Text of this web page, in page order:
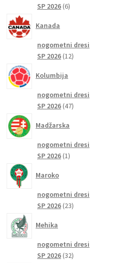
SP 2026 66
Kanada
nogometni dresi
SP 2026 1212
Kolumbija
nogometni dresi
SP 2026 4747
Madžarska
nogometni dresi
SP 2026 11
Maroko
nogometni dresi
SP 2026 2323
Mehika
nogometni dresi
SP 2026 3232